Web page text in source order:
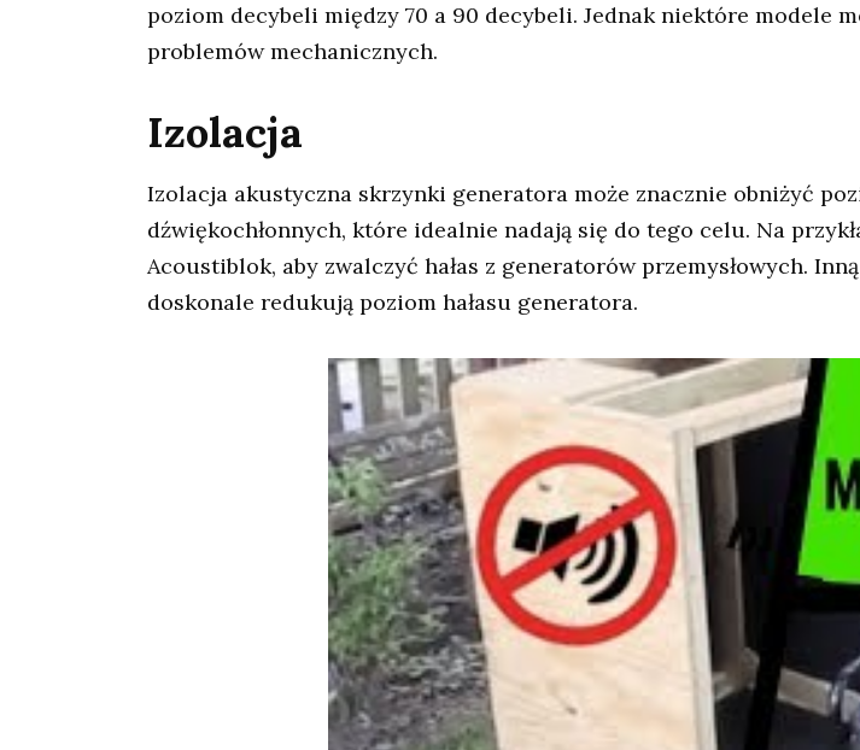
poziom decybeli między 70 a 90 decybeli. Jednak niektóre modele
problemów mechanicznych.
Izolacja
Izolacja akustyczna skrzynki generatora może znacznie obniżyć
dźwiękochłonnych, które idealnie nadają się do tego celu. Na
Acoustiblok, aby zwalczyć hałas z generatorów przemysłowych.
doskonale redukują poziom hałasu generatora.